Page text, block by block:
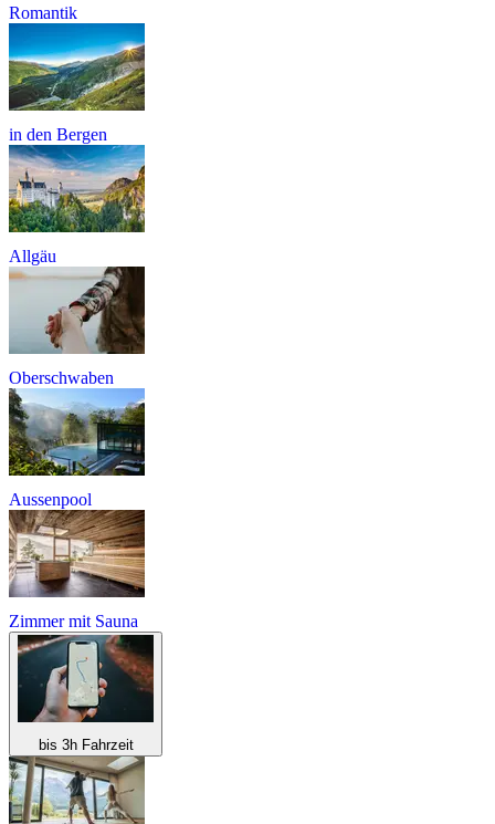
Romantik
in den Bergen
Allgäu
Oberschwaben
Aussenpool
Zimmer mit Sauna
bis 3h Fahrzeit